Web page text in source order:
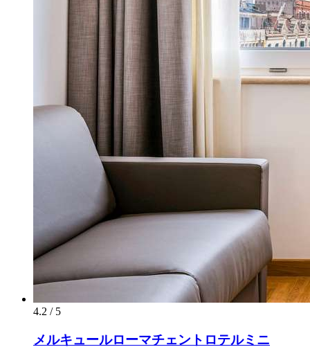
4.2 / 5
メルキュールローマチェントロテルミニ